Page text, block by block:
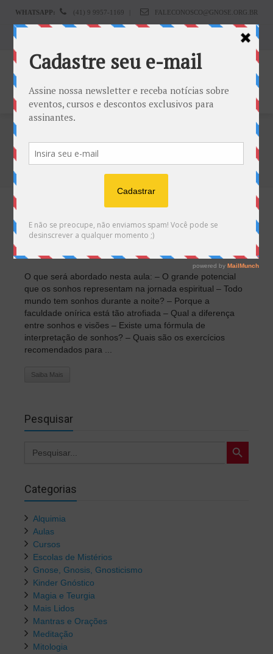
WHATSAPP: (41) 9 9957-1169 FALECONOSCO@GNOSE.ORG.BR
Home Alma sai do corpo
Desenvolvimento Espiritual
O que será abordado nesta aula: – O grande potencial
que os sonhos representam na jornada espiritual – Todo
mundo tem sonhos durante a noite? – Porque a
faculdade onírica está tão atrofiada – Qual a diferença
entre sonhos e visões – Existe uma fórmula de
interpretação de sonhos? – Quais são os exercícios
recomendados para ...
Saiba Mais
Pesquisar
for:
Search Button
Categorias
Alquimia
Aulas
Cursos
Escolas de Mistérios
Gnose, Gnosis, Gnosticismo
Kinder Gnóstico
Magia e Teurgia
Mais Lidos
Mantras e Orações
Meditação
Mitologia